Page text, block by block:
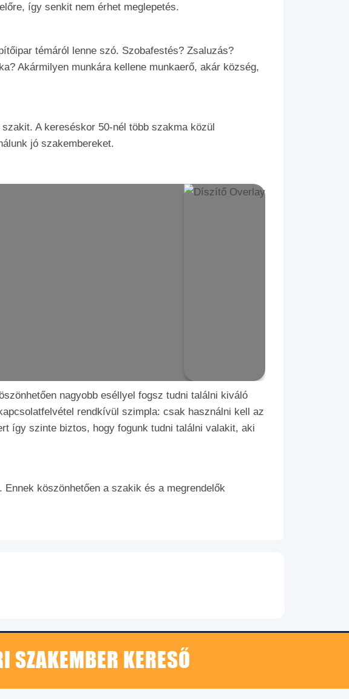
így senkit nem érhet meglepetés.
témáról lenne szó. Szobafestés? Zsaluzás?
Akármilyen munkára kellene munkaerő, akár község,
A kereséskor 50-nél több szakma közül
jó szakembereket.
nagyobb eséllyel fogsz tudni találni kiváló
rendkívül szimpla: csak használni kell az
így szinte biztos, hogy fogunk tudni találni valakit, aki
köszönhetően a szakik és a megrendelők
SZAKEMBER KERESŐ